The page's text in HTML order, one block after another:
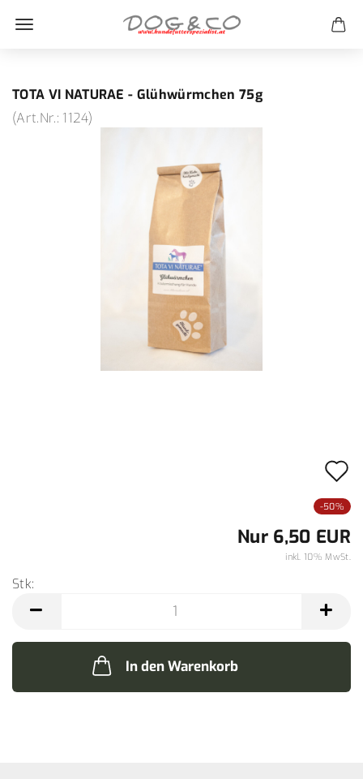
TOTA VI NATURAE - Glühwürmchen 75g
(Art.Nr.: 1124)
-50%
Nur 6,50 EUR
inkl. 10% MwSt.
Stk:
In den Warenkorb